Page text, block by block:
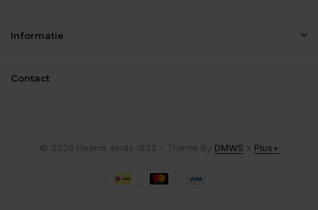
Informatie
Contact
© 2026 Heems sinds 1822 - Theme By DMWS x Plus+